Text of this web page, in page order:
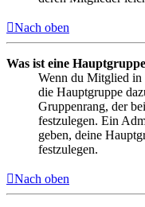
Nach oben
Was ist eine
Wenn du Mitglied in
die Hauptgruppe
Gruppenrang, der
festzulegen. Ein
geben, deine
festzulegen.
Nach oben